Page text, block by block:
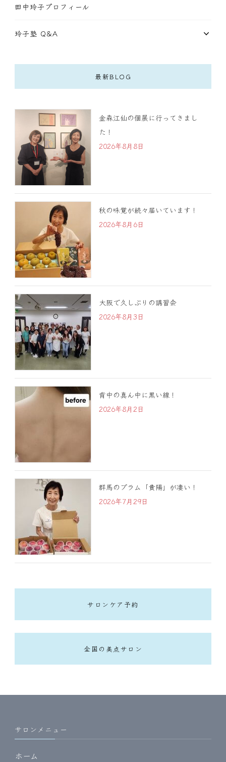
田中玲子プロフィール
玲子塾 Q&A
最新BLOG
金森江仙の個展に行ってきまし
た！
2026年8月8日
秋の味覚が続々届いています！
2026年8月6日
大阪で久しぶりの講習会
2026年8月3日
背中の真ん中に黒い線！
2026年8月2日
群馬のプラム「貴陽」が凄い！
2026年7月29日
サロンケア予約
全国の美点サロン
サロンメニュー
ホーム